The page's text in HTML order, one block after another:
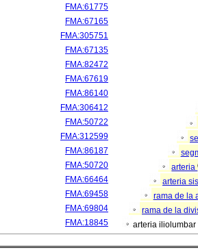
FMA:61775
FMA:67165
FMA:305751
FMA:67135
FMA:82472
FMA:67619
FMA:86140
FMA:306412
FMA:50722
FMA:312599
FMA:86187
FMA:50720
arteria
FMA:66464
arteria
FMA:69458
rama de la
FMA:69804
rama de la
FMA:18845
arteria iliolumbar